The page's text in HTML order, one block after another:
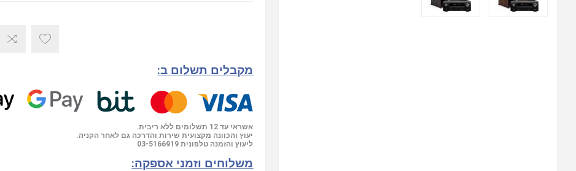
מקבלים תשלום ב:
אשראי עד 12 תשלומים ללא ריבית.
יעוץ והכוונה מקצועית שירות והדרכה גם לאחר הקניה.
ליעוץ והזמנה טלפונית 03-5166919
משלוחים וזמני אספקה: